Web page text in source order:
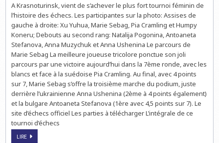
URALS
2008:
UNE
BELLE
TROISIÈME
PLACE
POUR
MARIE
SEBAG
A Krasnoturinsk, vient de s’achever le plus fort tournoi féminin de
l’histoire des échecs. Les participantes sur la photo: Assises de
gauche à droite: Xu Yuhua, Marie Sebag, Pia Cramling et Humpy
Koneru; Debouts au second rang: Natalija Pogonina, Antoaneta
Stefanova, Anna Muzychuk et Anna Ushenina Le parcours de
Marie Sebag La meilleure joueuse tricolore ponctue son joli
parcours par une victoire aujourd’hui dans la 7ème ronde, avec les
blancs et face à la suédoise Pia Cramling. Au final, avec 4 points
sur 7, Marie Sebag s’offre la troisième marche du podium, juste
derrière l’ukrainienne Anna Ushenina (2ème à 4 points également)
et la bulgare Antoaneta Stefanova (1ère avec 4,5 points sur 7). Le
site d’échecs officiel Les parties à télécharger L’intégrale de ce
tournoi d’échecs
LIRENORTH